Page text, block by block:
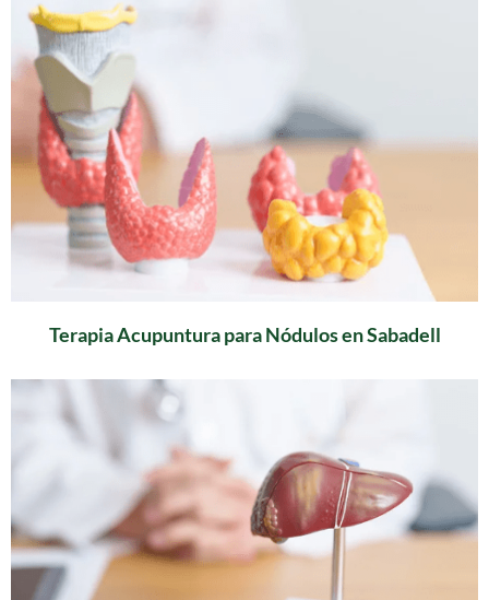
Terapia Acupuntura para Nódulos en Sabadell